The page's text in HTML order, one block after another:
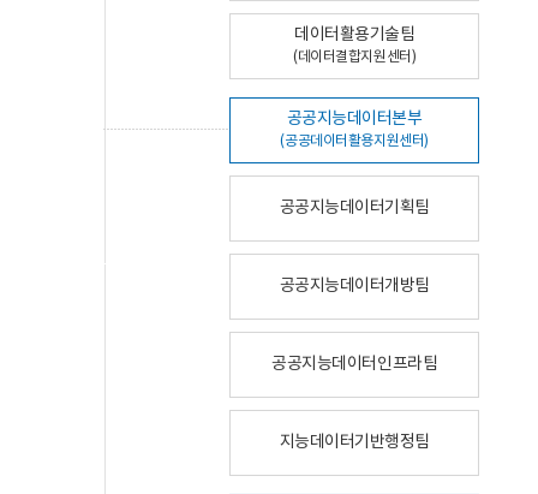
데이터활용기술팀
(데이터결합지원센터)
공공지능데이터본부
(공공데이터활용지원센터)
공공지능데이터기획팀
공공지능데이터개방팀
공공지능데이터인프라팀
지능데이터기반행정팀